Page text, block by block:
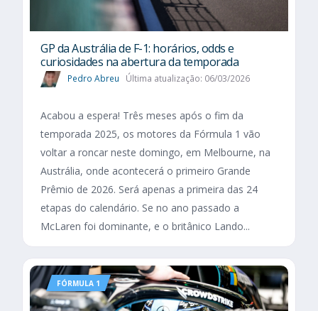
GP da Austrália de F-1: horários, odds e
curiosidades na abertura da temporada
Pedro Abreu Última atualização: 06/03/2026
Acabou a espera! Três meses após o fim da
temporada 2025, os motores da Fórmula 1 vão
voltar a roncar neste domingo, em Melbourne, na
Austrália, onde acontecerá o primeiro Grande
Prêmio de 2026. Será apenas a primeira das 24
etapas do calendário. Se no ano passado a
McLaren foi dominante, e o britânico Lando...
FÓRMULA 1